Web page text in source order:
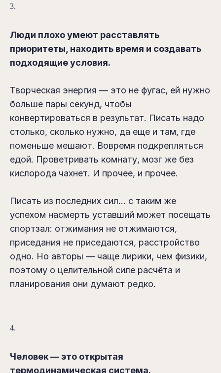
3.
Люди плохо умеют расставлять
приоритеты, находить время и создавать
подходящие условия.
Творческая энергия — это не фугас, ей нужно
больше пары секунд, чтобы
конвертироваться в результат. Писать надо
столько, сколько нужно, да еще и там, где
поменьше мешают. Вовремя подкрепляться
едой. Проветривать комнату, мозг же без
кислорода чахнет. И прочее, и прочее.
Писать из последних сил... с таким же
успехом насмерть уставший может посещать
спортзал: отжимания не отжимаются,
приседания не приседаются, расстройство
одно. Но авторы — чаще лирики, чем физики,
поэтому о целительной силе расчёта и
планирования они думают редко.
4.
Человек — это открытая
термодинамическая система.